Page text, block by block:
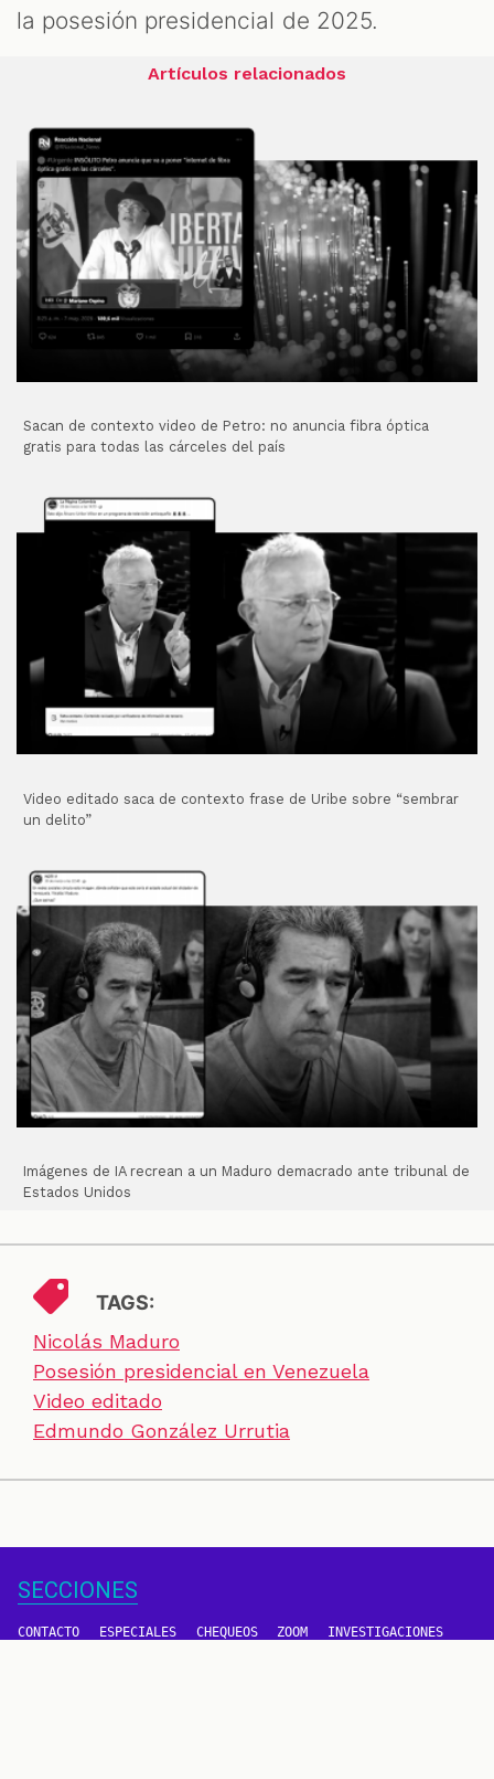
la posesión presidencial de 2025.
Artículos relacionados
Sacan de contexto video de Petro: no anuncia fibra óptica
gratis para todas las cárceles del país
Video editado saca de contexto frase de Uribe sobre “sembrar
un delito”
Imágenes de IA recrean a un Maduro demacrado ante tribunal de
Estados Unidos
TAGS:
Nicolás Maduro
Posesión presidencial en Venezuela
Video editado
Edmundo González Urrutia
SECCIONES
CONTACTO ESPECIALES CHEQUEOS ZOOM INVESTIGACIONES